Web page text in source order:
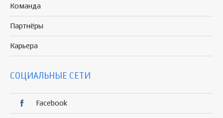
Команда
Партнёры
Карьера
СОЦИАЛЬНЫЕ СЕТИ
Facebook